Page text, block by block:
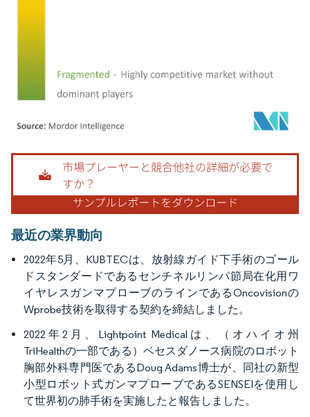
画像 © Mordor Intelligence。再利用にはCC BY 4.0の表示が必要です。
最近の業界動向
2022年5月、KUBTECは、放射線ガイド下手術のゴール
ドスタンダードであるセンチネルリンパ節局在化用ワ
イヤレスガンマプローブのラインであるOncovisionの
Wprobe技術を取得する契約を締結しました。
2022年2月、Lightpoint Medicalは、（オハイオ州
TriHealthの一部である）ベセスダノース病院のロボット
胸部外科専門医であるDoug Adams博士が、同社の新型
小型ロボット式ガンマプローブであるSENSEIを使用し
て世界初の肺手術を実施したと報告しました。